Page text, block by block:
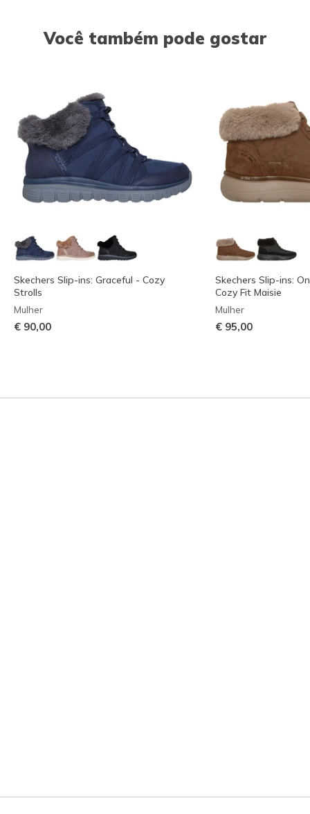
Você também pode gostar
Skechers Slip-ins: Graceful - Cozy
Strolls
Mulher
€ 90,00
Skechers Slip-ins:
Cozy Fit Maisie
Mulher
€ 95,00